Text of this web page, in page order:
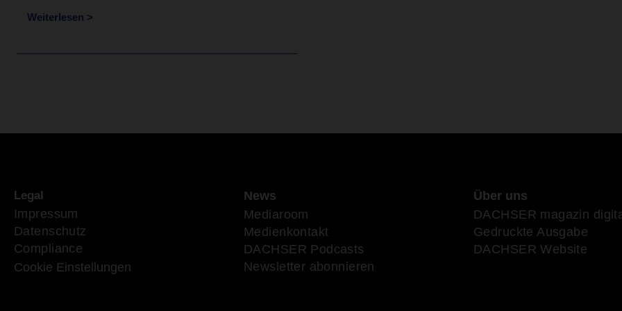
Weiterlesen >
Legal
Impressum
Datenschutz
Compliance
Cookie Einstellungen
News
Mediaroom
Medienkontakt
DACHSER Podcasts
Newsletter abonnieren
Über uns
DACHSER magazin
Gedruckte Ausgabe
DACHSER Website